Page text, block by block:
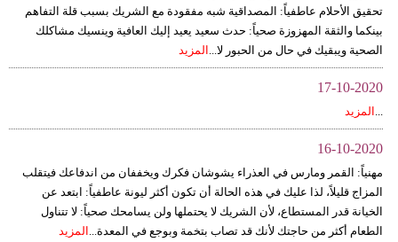
تحقيق الأحلام عاطفياً: المصداقية شبه مفقودة مع الشريك بسبب قلة التفاهم
بينكما والثقة المهزوزة صحياً: حدث سعيد يعيد إليك العافية وينسيك مشاكلك
الصحية ويبقيك في حال من الحبور لا... المزيد
17-10-2020
... المزيد
16-10-2020
مهنياً: القمر ومارس في العذراء يشوشان فكرك ويخففان من اندفاعك فيتقلب
المزاج قليلاً، لذا عليك في هذه الحالة أن تكون أكثر ليونة عاطفياً: ابتعد عن
الخيانة قدر المستطاع، لأن الشريك لا يحتملها ولن يسامحك صحياً: لا تتناول
الطعام أكثر من حاجتك لأنك قد تصاب بتخمة وبوجع في المعدة... المزيد